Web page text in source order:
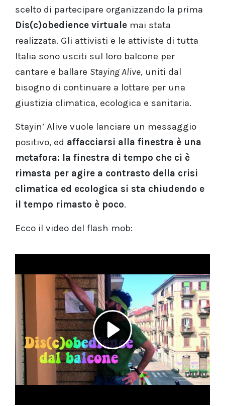
scelto di partecipare organizzando la prima
Dis(c)obedience virtuale mai stata
realizzata. Gli attivisti e le attiviste di tutta
Italia sono usciti sul loro balcone per
cantare e ballare Staying Alive, uniti dal
bisogno di continuare a lottare per una
giustizia climatica, ecologica e sanitaria.
Stayin’ Alive vuole lanciare un messaggio
positivo, ed affacciarsi alla finestra è una
metafora: la finestra di tempo che ci è
rimasta per agire a contrasto della crisi
climatica ed ecologica si sta chiudendo e
il tempo rimasto è poco.
Ecco il video del flash mob: